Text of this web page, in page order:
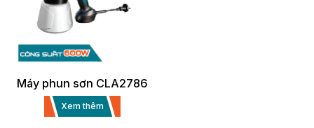
Máy phun sơn CLA2786
Xem thêm